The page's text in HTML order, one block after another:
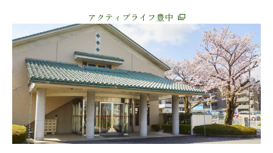
アクティブライフ豊中